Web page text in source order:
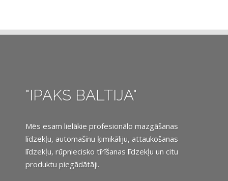
"IPAKS BALTIJA"
Mēs esam lielākie profesionālo mazgāšanas
līdzekļu, automašīnu ķimikāliju, attaukošanas
līdzekļu, rūpniecisko tīrīšanas līdzekļu un citu
produktu piegādātāji.